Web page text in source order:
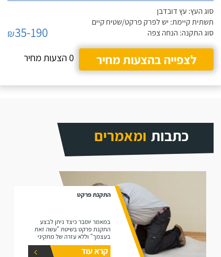
סוג העץ: עץ דובדבן
תשתית קיימת: יש לפרק פרקט/שטיח קיים
סוג התקנה: הנחה צפה
₪35-190
לצפייה בהצעות מחיר
0 הצעות מחיר
כתבות ומאמרים
התקנת פרקט
במאמר יוסבר כיצד ניתן לבצע
התקנת פרקט בשיטת "עשה זאת
בעצמך" וללא עזרה של מתקיני
פרקטים.
קרא עוד